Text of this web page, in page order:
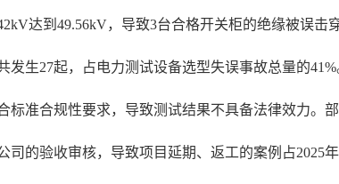
达到49.56kV，导致3台合格开关柜的绝缘被误击
发生27起，占电力测试设备选型失误事故总量的41%
标准合规性要求，导致测试结果不具备法律效力
司的验收审核，导致项目延期、返工的案例占2025